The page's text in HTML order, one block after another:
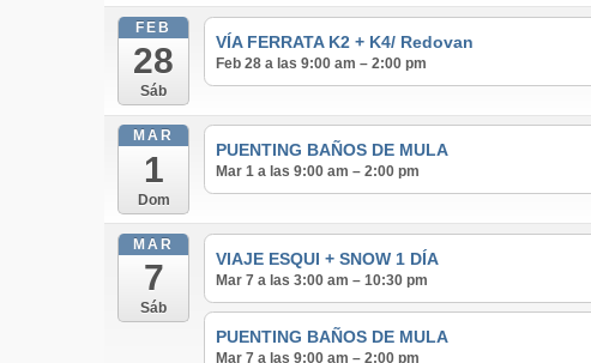
FEB
28
Sáb
VÍA FERRATA K2 + K4/ Redovan
Feb 28 a las 9:00 am – 2:00 pm
MAR
1
Dom
PUENTING BAÑOS DE MULA
Mar 1 a las 9:00 am – 2:00 pm
MAR
7
Sáb
VIAJE ESQUI + SNOW 1 DÍA
Mar 7 a las 3:00 am – 10:30 pm
PUENTING BAÑOS DE MULA
Mar 7 a las 9:00 am – 2:00 pm